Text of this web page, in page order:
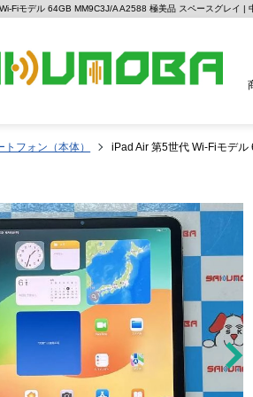
Fiモデル 64GB MM9C3J/A A2588 極美品 スペースグレイ |
トフォン（本体） iPad Air 第5世代 Wi-Fiモデ